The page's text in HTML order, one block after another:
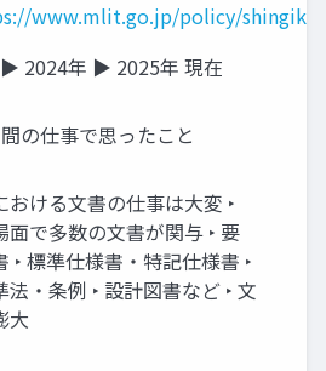
www.mlit.go.jp/policy/
2024年 ▶ 2025年 現在
の仕事で思ったこと
おける文書の仕事は大変 ‣
面で多数の文書が関与 ‣ 要
‣ 標準仕様書・特記仕様書 ‣
法・条例 ‣ 設計図書など ‣ 文
大